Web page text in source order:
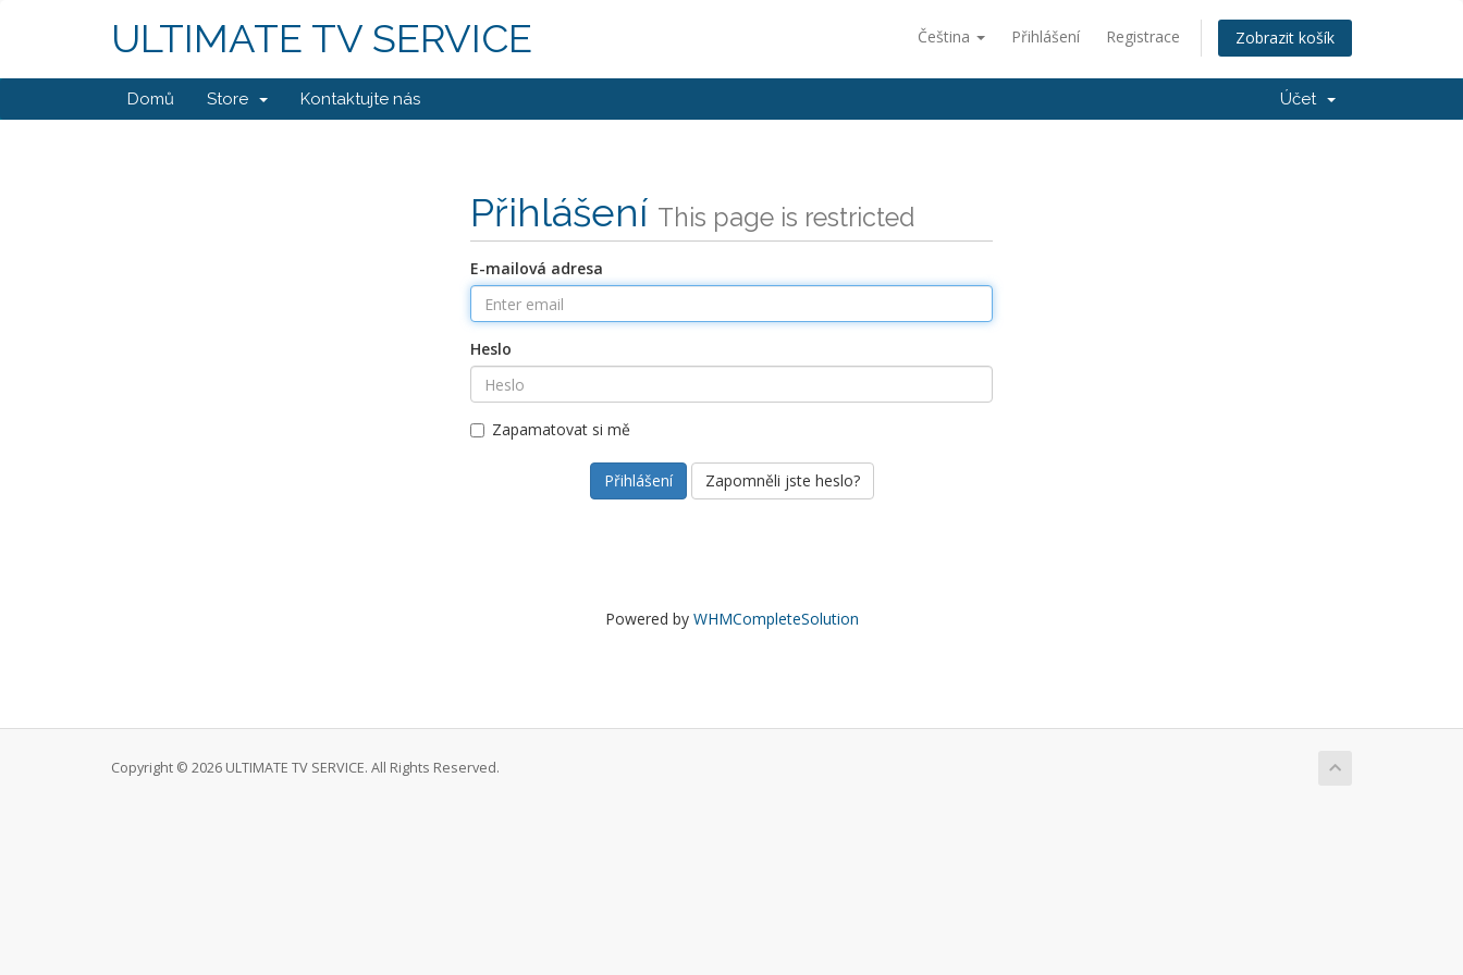
Čeština Přihlášení Registrace Zobrazit košík
ULTIMATE TV SERVICE
Domů Store Kontaktujte nás Účet
Přihlášení This page is restricted
E-mailová adresa
Heslo
Zapamatovat si mě
Zapomněli jste heslo?
Powered by WHMCompleteSolution
Copyright © 2026 ULTIMATE TV SERVICE. All Rights Reserved.